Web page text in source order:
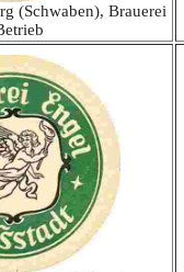
(Schwaben), Brauerei